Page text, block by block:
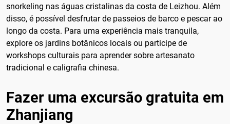
snorkeling nas águas cristalinas da costa de Leizhou. Além
disso, é possível desfrutar de passeios de barco e pescar ao
longo da costa. Para uma experiência mais tranquila,
explore os jardins botânicos locais ou participe de
workshops culturais para aprender sobre artesanato
tradicional e caligrafia chinesa.
Fazer uma excursão gratuita em
Zhanjiang